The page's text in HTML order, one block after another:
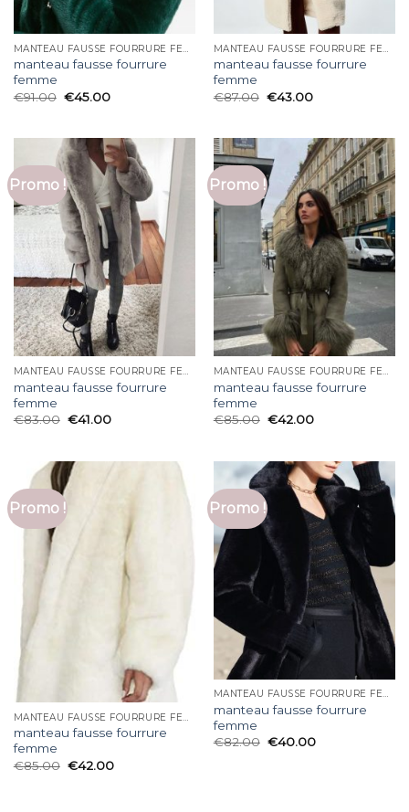
MANTEAU FAUSSE FOURRURE FEMME
manteau fausse fourrure
femme
€91.00 €45.00
MANTEAU FAUSSE FOURRURE FEMME
manteau fausse fourrure
femme
€87.00 €43.00
Promo !
MANTEAU FAUSSE FOURRURE FEMME
manteau fausse fourrure
femme
€83.00 €41.00
Promo !
MANTEAU FAUSSE FOURRURE FEMME
manteau fausse fourrure
femme
€85.00 €42.00
Promo !
MANTEAU FAUSSE FOURRURE FEMME
manteau fausse fourrure
femme
€85.00 €42.00
Promo !
MANTEAU FAUSSE FOURRURE FEMME
manteau fausse fourrure
femme
€82.00 €40.00